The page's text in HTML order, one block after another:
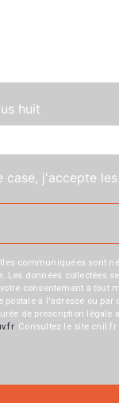
huit
case, j'accepte
communiquées sont
Les données collectées
votre consentement à
postale à l'adresse ou
de prescription
. Consultez le site cnil.fr